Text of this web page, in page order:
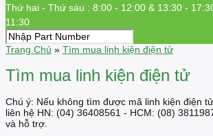
Thứ hai - Thứ sáu : 8:00 - 12:00 & 13:30 -
11:30
Trang Chủ » Tìm mua linh kiện điện tử
Tìm mua linh kiện điện tử
Chú ý: Nếu không tìm được mã linh kiện điện
liên hệ HN: (04) 36408561 - HCM: (08)
và hỗ trợ.